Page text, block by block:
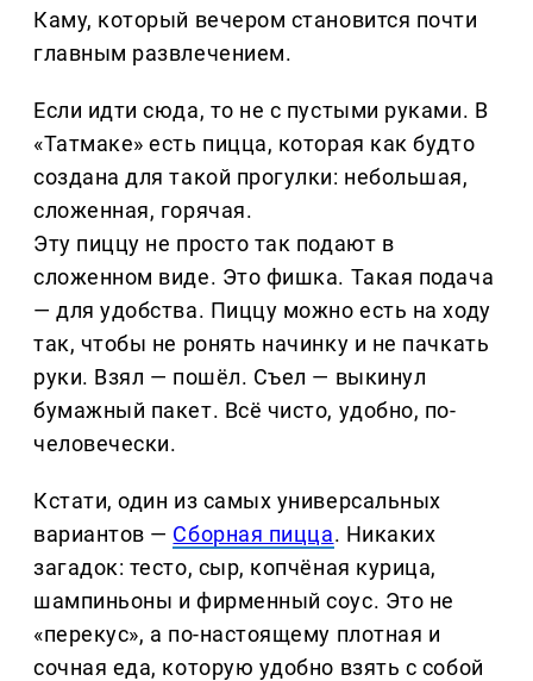
Каму, который вечером становится почти
главным развлечением.
Если идти сюда, то не с пустыми руками. В
«Татмаке» есть пицца, которая как будто
создана для такой прогулки: небольшая,
сложенная, горячая.
Эту пиццу не просто так подают в
сложенном виде. Это фишка. Такая подача
— для удобства. Пиццу можно есть на ходу
так, чтобы не ронять начинку и не пачкать
руки. Взял — пошёл. Съел — выкинул
бумажный пакет. Всё чисто, удобно, по-
человечески.
Кстати, один из самых универсальных
вариантов — Cборная пицца. Никаких
загадок: тесто, сыр, копчёная курица,
шампиньоны и фирменный соус. Это не
«перекус», а по-настоящему плотная и
сочная еда, которую удобно взять с собой